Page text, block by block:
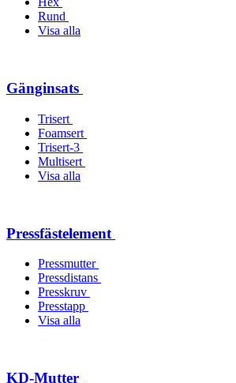
Rund
Visa alla
Gänginsats
Trisert
Foamsert
Trisert-3
Multisert
Visa alla
Pressfästelement
Pressmutter
Pressdistans
Presskruv
Presstapp
Visa alla
KD-Mutter